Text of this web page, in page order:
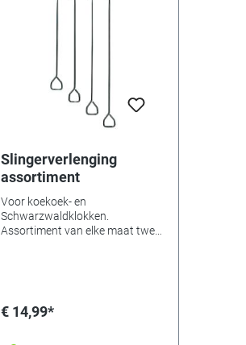
Slingerverlenging
assortiment
Voor koekoek- en
Schwarzwaldklokken.
Assortiment van elke maat twee
€ 14,99*